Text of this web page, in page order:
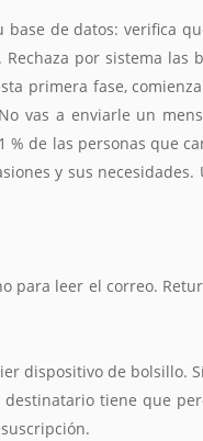
de datos: verifica
por sistema las
primera fase,
vas a enviarle un
de las personas que
y sus
para leer el correo.
dispositivo de bolsillo.
tiene que